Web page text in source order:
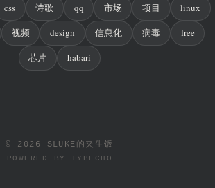
css 诗歌 qq 市场 项目 linux
视频 design 信息化 病毒 free
芯片 habari
© 2026 SLUKE的夹生饭
POWERED BY TYPECHO